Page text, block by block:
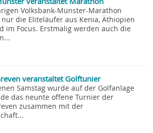
Volksbank-Münster-Marathon
die Eliteläufer aus Kenia, Äthiopien
im Focus. Erstmalig werden auch die
veranstaltet Golftunier
Samstag wurde auf der Golfanlage
das neunte offene Turnier der
zusammen mit der